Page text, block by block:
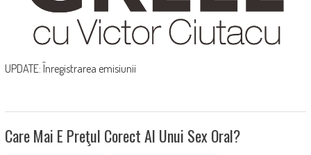
UPDATE: Înregistrarea emisiunii
Care Mai E Preţul Corect Al Unui Sex Oral?